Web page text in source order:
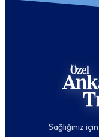
Sağlığınız